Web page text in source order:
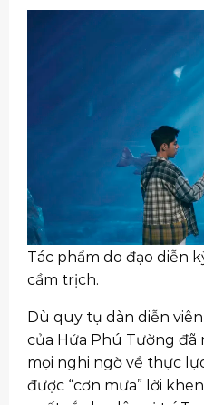
Tác phẩm do đạo diễn
cầm trịch.
Dù quy tụ dàn diễn
của Hứa Phú Tường
mọi nghi ngờ về thực
được “cơn mưa” lời